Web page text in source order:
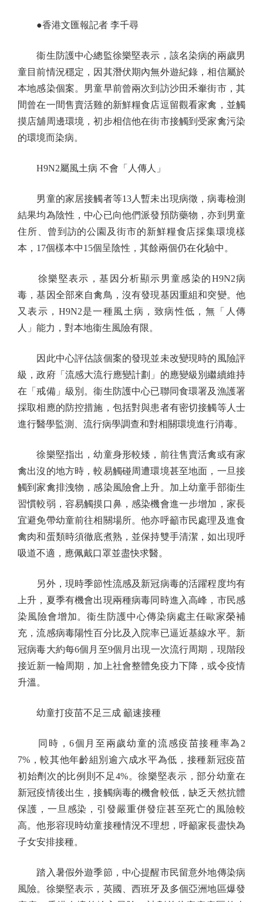
●香港文匯報記者 李千尋
衞生防護中心總監徐樂堅表示，該名染病的兩歲男
童目前情況穩定，因其潛伏期內無外遊紀錄，相信屬於
本地感染個案。男童早前曾兩次到訪沙田禾輋街市，其
間曾在一間售賣活雞的新鮮糧食店逗留觀看家禽，並觸
摸店舖周邊環境，初步相信他在街市接觸到受家禽污染
的環境而染病。
H9N2屬風土病 不會「人傳人」
男童的家居接觸者等13人暫未出現病徵，病毒檢測
結果均為陰性，中心已向他們派發預防藥物，亦到男童
住所、曾到訪的公園及街市的新鮮糧食店採集環境樣
本，17個樣本中15個呈陰性，其餘兩個仍在化驗中。
徐樂堅表示，基因分析顯示男童感染的H9N2病
毒，基因全部來自禽鳥，沒有發現基因重組和突變。他
又表示，H9N2是一種風土病，致病性低，無「人傳
人」能力，對本地衞生風險有限。
因此中心評估該個案的發現並未改變現時的風險評
級，政府「流感大流行應變計劃」的應變級別繼續維持
在「戒備」級別。衞生防護中心已聯同食環署及漁護署
採取相應的防控措施，包括對與患者有密切接觸等人士
進行醫學監測、流行病學調查和對相關環境進行消毒。
徐樂堅指出，幼童身形較矮，前往售賣活禽或有家
禽出沒的地方時，較易觸碰周遭環境甚至地面，一旦接
觸到家禽排洩物，感染風險會上升。加上幼童手部衞生
習慣較弱，容易觸摸口鼻，感染機會進一步增加，家長
宜避免帶幼童前往相關場所。他亦呼籲市民處理及進食
禽肉和蛋類時須徹底煮熟，並保持雙手清潔，如出現呼
吸道不適，應佩戴口罩並盡快求醫。
另外，現時季節性流感及新冠病毒的活躍程度均有
上升，夏季有機會出現兩種病毒同時進入高峰，市民感
染風險會增加。衞生防護中心傳染病處主任歐家榮補
充，流感病毒陽性百分比及入院率已逼近基線水平。新
冠病毒大約每6個月至9個月出現一次流行周期，現階段
接近新一輪周期，加上社會整體免疫力下降，或令疫情
升溫。
幼童打疫苗不足三成 籲速接種
同時，6個月至兩歲幼童的流感疫苗接種率為2
7%，較其他年齡組別逾六成水平為低，接種新冠疫苗
初始劑次的比例則不足4%。徐樂堅表示，部分幼童在
新冠疫情後出生，接觸病毒的機會較低，缺乏天然抗體
保護，一旦感染，引發嚴重併發症甚至死亡的風險較
高。他形容現時幼童接種情況不理想，呼籲家長盡快為
子女安排接種。
踏入暑假外遊季節，中心提醒市民留意外地傳染病
風險。徐樂堅表示，英國、西班牙及多個亞洲地區爆發